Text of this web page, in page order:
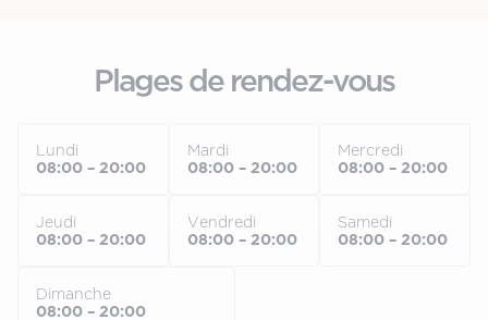
Plages de rendez-vous
Lundi
08:00 – 20:00
Mardi
08:00 – 20:00
Mercredi
08:00 – 20:00
Jeudi
08:00 – 20:00
Vendredi
08:00 – 20:00
Samedi
08:00 – 20:00
Dimanche
08:00 – 20:00